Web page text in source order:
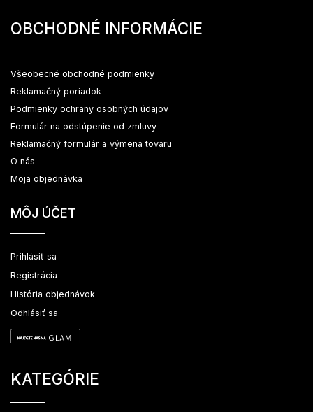
OBCHODNÉ INFORMÁCIE
Všeobecné obchodné podmienky
Reklamačný poriadok
Podmienky ochrany osobných údajov
Formulár na odstúpenie od zmluvy
Reklamačný formulár a výmena tovaru
O nás
Moja objednávka
MÔJ ÚČET
Prihlásiť sa
Registrácia
História objednávok
Odhlásiť sa
KATEGÓRIE